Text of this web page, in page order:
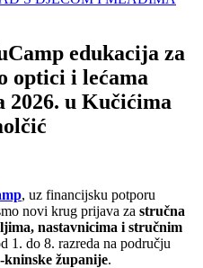
edukacija za
optici i lećama
2026. u Kučićima
, uz financijsku potporu
novi krug prijava za stručna
nastavnicima i stručnim
1. do 8. razreda na području
kninske županije.